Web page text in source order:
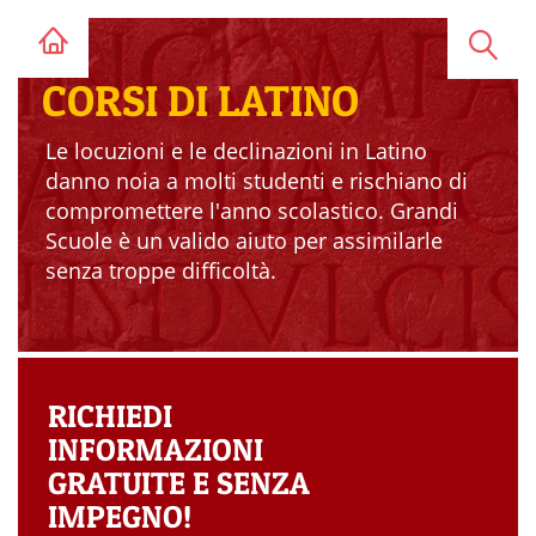
CORSI DI LATINO
Le locuzioni e le declinazioni in Latino
danno noia a molti studenti e rischiano di
compromettere l'anno scolastico. Grandi
Scuole è un valido aiuto per assimilarle
senza troppe difficoltà.
RICHIEDI
INFORMAZIONI
GRATUITE E SENZA
IMPEGNO!